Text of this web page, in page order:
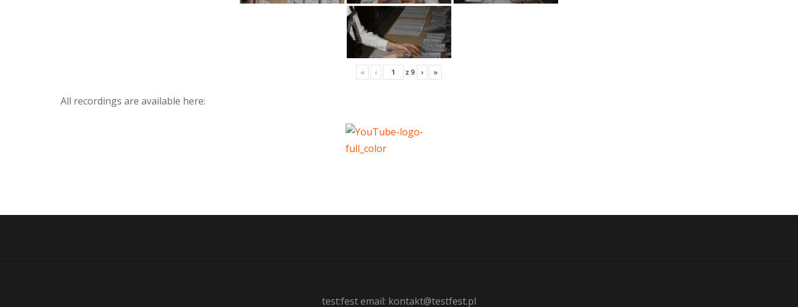
« ‹ z9 › »
All recordings are available here:
test:fest email: kontakt@testfest.pl